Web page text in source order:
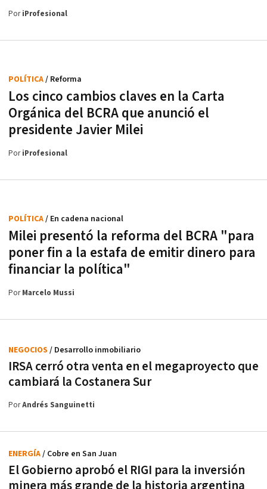
PoriProfesional
Los cinco cambios claves en la Carta
Orgánica del BCRA que anunció el
presidente Javier Milei
POLÍTICA/ Reforma
PoriProfesional
Milei presentó la reforma del BCRA "para
poner fin a la estafa de emitir dinero para
financiar la política"
POLÍTICA/ En cadena nacional
PorMarcelo Mussi
IRSA cerró otra venta en el megaproyecto que
cambiará la Costanera Sur
NEGOCIOS / Desarrollo inmobiliario
PorAndrés Sanguinetti
El Gobierno aprobó el RIGI para la inversión
minera más grande de la historia argentina
ENERGÍA/ Cobre en San Juan